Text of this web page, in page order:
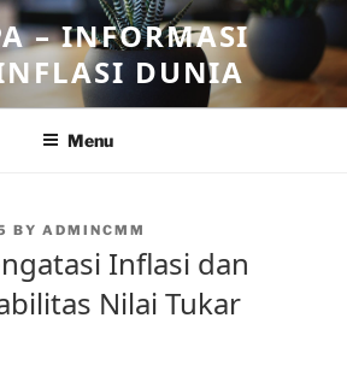
– INFORMASI
DUNIA
Menu
BY ADMINCMM
Inflasi dan
Nilai Tukar